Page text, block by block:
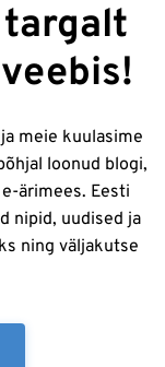
meie kuulasime
loonud blogi,
ärimees. Eesti
nipid, uudised ja
ning väljakutse